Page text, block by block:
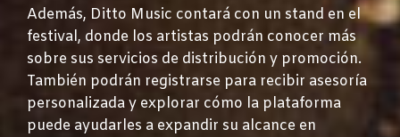
Además, Ditto Music contará con un stand en el
festival, donde los artistas podrán conocer más
sobre sus servicios de distribución y promoción.
También podrán registrarse para recibir asesoría
personalizada y explorar cómo la plataforma
puede ayudarles a expandir su alcance en